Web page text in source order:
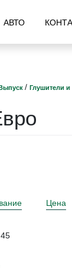
АВТО
/ Глушители и
Цена